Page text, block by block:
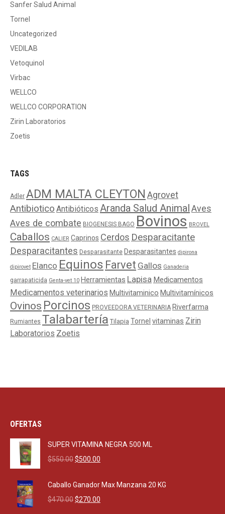
Sanfer Salud Animal
Tornel
Uncategorized
VEDILAB
Vetoquinol
Virbac
WELLCO
WELLCO CORPORATION
Zirin Laboratorios
Zoetis
TAGS
Adler ADM MALTA CLEYTON Agrovet
Antibiotico Antibióticos Aranda Salud AnimalAves
Aves de combate BIOGENESIS BAGO Bovinos BROVEL
Caballos CALIER Caprinos Cerdos Desparacitante
Desparacitantes Desparasitante Desparasitantes dipirona
dipirovet Elanco Equinos Farvet Gallos Ganaderia
garrapaticida Genta-vet 10 Herramientas Lapisa Medicamentos
Medicamentos veterinarios Multivitaminico Multivitamínicos
Ovinos Porcinos PROVEEDORA VETERINARIA Riverfarma
Rumiantes Talabartería Tilapia Tornel vitaminas Zirin
Laboratorios Zoetis
OFERTAS
SUPER VITAMINA NEGRA 500 ML
$550.00Original
was:
$550.00.
$500.00
is:
Caballo Ganador Max Manzana 20 KG
$470.00Original
$270.00